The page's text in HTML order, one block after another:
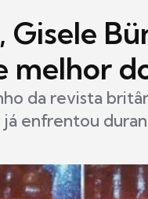
Gisele
melhor
da revista
já enfrentou